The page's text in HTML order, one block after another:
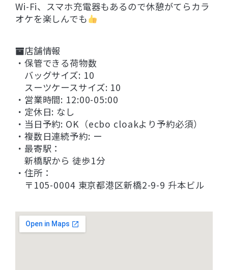
Wi-Fi、スマホ充電器もあるので休憩がてらカラ
オケを楽しんでも
店舗情報
・保管できる荷物数
バッグサイズ: 10
スーツケースサイズ: 10
・営業時間: 12:00-05:00
・定休日: なし
・当日予約: OK（ecbo cloakより予約必須）
・複数日連続予約: ー
・最寄駅：
新橋駅から 徒歩1分
・住所：
〒105-0004 東京都港区新橋2-9-9 升本ビル